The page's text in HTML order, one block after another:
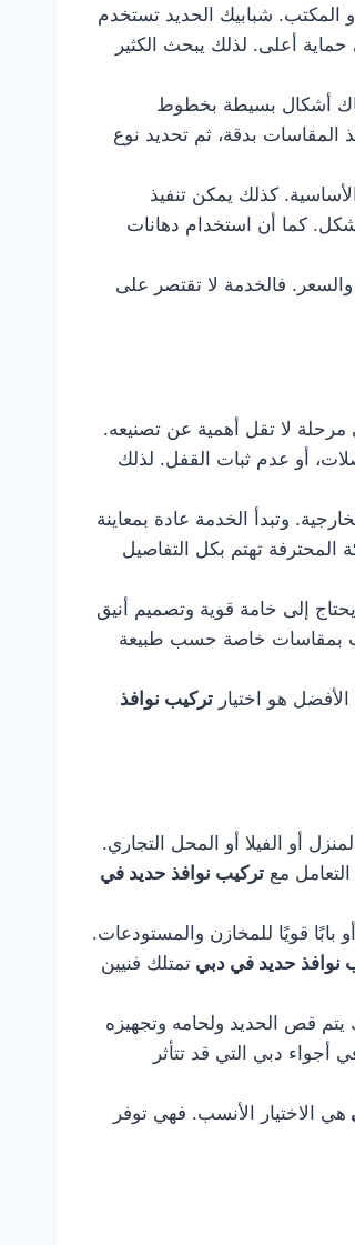
المكتب. شبابيك الحديد تستخدم
أعلى. لذلك يبحث الكثير
أشكال بسيطة بخطوط
المقاسات بدقة، ثم تحديد نوع
كذلك يمكن تنفيذ
كما أن استخدام دهانات
فالخدمة لا تقتصر على
مرحلة لا تقل أهمية عن تصنيعه.
أو عدم ثبات القفل. لذلك
وتبدأ الخدمة عادة بمعاينة
المحترفة تهتم بكل التفاصيل
إلى خامة قوية وتصميم أنيق
بمقاسات خاصة حسب طبيعة
هو اختيار تركيب نوافذ
أو الفيلا أو المحل التجاري.
مع تركيب نوافذ حديد في
قويًا للمخازن والمستودعات.
نوافذ حديد في دبي تمتلك فنيين
يتم قص الحديد ولحامه وتجهيزه
دبي التي قد تتأثر
هي الاختيار الأنسب. فهي توفر